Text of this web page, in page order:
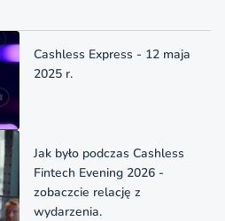
Cashless Express - 12 maja
2025 r.
Jak było podczas Cashless
Fintech Evening 2026 -
zobaczcie relację z
wydarzenia.